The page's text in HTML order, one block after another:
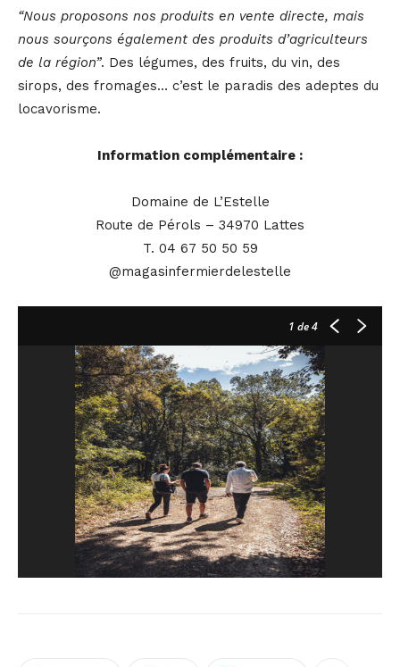
“Nous proposons nos produits en vente directe, mais
nous sourçons également des produits d’agriculteurs
de la région”. Des légumes, des fruits, du vin, des
sirops, des fromages… c’est le paradis des adeptes du
locavorisme.
Information complémentaire :
Domaine de L’Estelle
Route de Pérols – 34970 Lattes
T. 04 67 50 50 59
@magasinfermierdelestelle
1 de 4